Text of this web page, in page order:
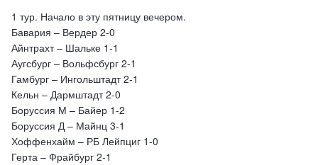
1 тур. Начало в эту пятницу вечером.
Бавария – Вердер 2-0
Айнтрахт – Шальке 1-1
Аугсбург – Вольфсбург 2-1
Гамбург – Ингольштадт 2-1
Кельн – Дармштадт 2-0
Боруссия М – Байер 1-2
Боруссия Д – Майнц 3-1
Хоффенхайм – РБ Лейпциг 1-0
Герта – Фрайбург 2-1